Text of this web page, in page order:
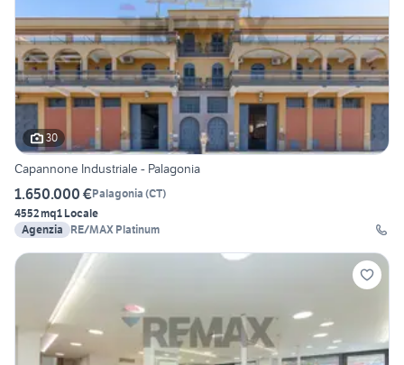
30
Capannone Industriale - Palagonia
1.650.000 €Palagonia (CT)
4552 mq1 Locale
Agenzia
RE/MAX Platinum